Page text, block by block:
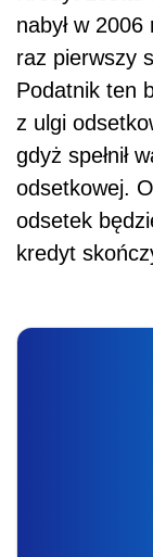
nabył w
raz pierwszy
Podatnik ten
z ulgi
gdyż spełnił
odsetkowej.
odsetek
kredyt